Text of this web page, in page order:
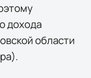
дохода
области
.